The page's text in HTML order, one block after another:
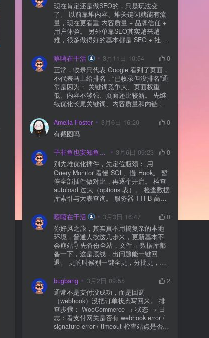
现在肯定还是做SEO的，只是玩法变
了。 以前靠堆内容、堆关键词就能有流
量，现在更看重 内容质量 + 品牌信任 +
用户体验。 另外单靠SEO其实越来越
难，很多做得好的基本都是 SEO + 社媒
质还是一个长期获客渠道，但不能再当
成唯一渠道了。
嘻嘻在干活 3月11日 10:54
0
正常，收录只代表 Google 看到了页面，
不代表马上给排名，“已收录但没排名”通
常是因为： 关键词竞争大、页面权重
低、内容不够强、页面还比较新。 先继
续优化长尾关键词、内容质量和内链，
Amelia Foster
3月6日 16:20
0
有截图吗
子非鱼也安知鱼之乐 3月6日 09:23
0
别先堆优化插件，先定位瓶颈： 用
Query Monitor 看慢 SQL、慢 Hook。 暂
停全部插件做对比，再逐个开启。 检查
autoload 过大（options 表）。 检查数据
库索引与大表查询。 服务器 TTFB 高就
嘻嘻在干活
3月3日 16:47
0
你好风之旅，其实真不用搞复杂的本地
环境，普通人按这几步来，更新基本不
会崩站👇 先备份全站，文件 + 数据库都
备一下，这是底线，出问题能一键回
退。 更的时候别一键全更，分批更，先
立刻清缓存，去前台检查首页、文章
页、按钮、表单这些关键位置。 最好再
装个支持版本回滚的插件，万一崩了，
一秒切回旧版。 总结来说：先备份、分
批更、更完查、留退路，稳得很✅😎希望
能帮到你
bugbang 3月2日 09:55
2
通常不是支付没成功，而是回调
（webhook）没把订单状态写回来。 排
查步骤： WooCommerce → 状态 → 日
志：看支付网关是否有 webhook error /
signature error / timeout 检查站点是否被